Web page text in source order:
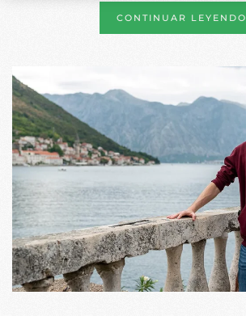
CONTINUAR LEYENDO